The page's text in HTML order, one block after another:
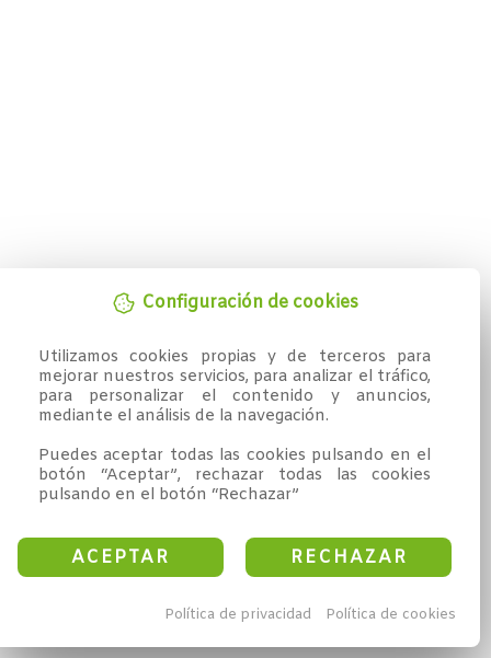
Configuración de cookies
Utilizamos cookies propias y de terceros para
mejorar nuestros servicios, para analizar el tráfico,
para personalizar el contenido y anuncios,
mediante el análisis de la navegación.
Puedes aceptar todas las cookies pulsando en el
botón “Aceptar”, rechazar todas las cookies
pulsando en el botón “Rechazar”
ACEPTAR RECHAZAR
Política de privacidad Política de cookies